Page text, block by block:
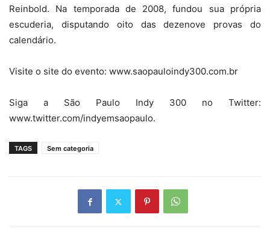
Reinbold. Na temporada de 2008, fundou sua própria
escuderia, disputando oito das dezenove provas do
calendário.
Visite o site do evento: www.saopauloindy300.com.br
Siga a São Paulo Indy 300 no Twitter:
www.twitter.com/indyemsaopaulo.
TAGS Sem categoria